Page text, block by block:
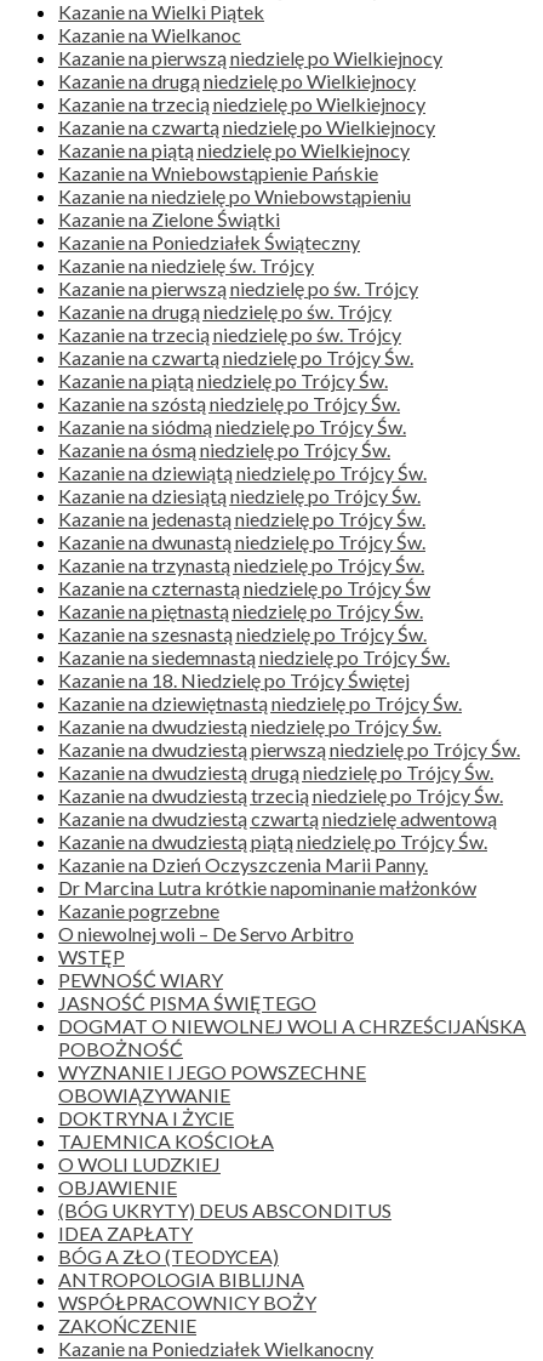
Kazanie na Wielki Piątek
Kazanie na Wielkanoc
Kazanie na pierwszą niedzielę po Wielkiejnocy
Kazanie na drugą niedzielę po Wielkiejnocy
Kazanie na trzecią niedzielę po Wielkiejnocy
Kazanie na czwartą niedzielę po Wielkiejnocy
Kazanie na piątą niedzielę po Wielkiejnocy
Kazanie na Wniebowstąpienie Pańskie
Kazanie na niedzielę po Wniebowstąpieniu
Kazanie na Zielone Świątki
Kazanie na Poniedziałek Świąteczny
Kazanie na niedzielę św. Trójcy
Kazanie na pierwszą niedzielę po św. Trójcy
Kazanie na drugą niedzielę po św. Trójcy
Kazanie na trzecią niedzielę po św. Trójcy
Kazanie na czwartą niedzielę po Trójcy Św.
Kazanie na piątą niedzielę po Trójcy Św.
Kazanie na szóstą niedzielę po Trójcy Św.
Kazanie na siódmą niedzielę po Trójcy Św.
Kazanie na ósmą niedzielę po Trójcy Św.
Kazanie na dziewiątą niedzielę po Trójcy Św.
Kazanie na dziesiątą niedzielę po Trójcy Św.
Kazanie na jedenastą niedzielę po Trójcy Św.
Kazanie na dwunastą niedzielę po Trójcy Św.
Kazanie na trzynastą niedzielę po Trójcy Św.
Kazanie na czternastą niedzielę po Trójcy Św
Kazanie na piętnastą niedzielę po Trójcy Św.
Kazanie na szesnastą niedzielę po Trójcy Św.
Kazanie na siedemnastą niedzielę po Trójcy Św.
Kazanie na 18. Niedzielę po Trójcy Świętej
Kazanie na dziewiętnastą niedzielę po Trójcy Św.
Kazanie na dwudziestą niedzielę po Trójcy Św.
Kazanie na dwudziestą pierwszą niedzielę po Trójcy Św.
Kazanie na dwudziestą drugą niedzielę po Trójcy Św.
Kazanie na dwudziestą trzecią niedzielę po Trójcy Św.
Kazanie na dwudziestą czwartą niedzielę adwentową
Kazanie na dwudziestą piątą niedzielę po Trójcy Św.
Kazanie na Dzień Oczyszczenia Marii Panny.
Dr Marcina Lutra krótkie napominanie małżonków
Kazanie pogrzebne
O niewolnej woli – De Servo Arbitro
WSTĘP
PEWNOŚĆ WIARY
JASNOŚĆ PISMA ŚWIĘTEGO
DOGMAT O NIEWOLNEJ WOLI A CHRZEŚCIJAŃSKA
POBOŻNOŚĆ
WYZNANIE I JEGO POWSZECHNE
OBOWIĄZYWANIE
DOKTRYNA I ŻYClE
TAJEMNICA KOŚCIOŁA
O WOLI LUDZKIEJ
OBJAWIENIE
(BÓG UKRYTY) DEUS ABSCONDITUS
IDEA ZAPŁATY
BÓG A ZŁO (TEODYCEA)
ANTROPOLOGIA BIBLIJNA
WSPÓŁPRACOWNICY BOŻY
ZAKOŃCZENIE
Kazanie na Poniedziałek Wielkanocny